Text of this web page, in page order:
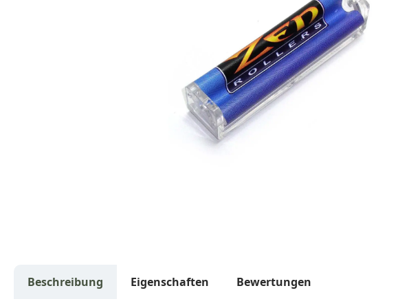
Beschreibung Eigenschaften Bewertungen